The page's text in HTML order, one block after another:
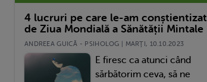
4 lucruri pe care le-am conștientizat
de Ziua Mondială a Sănătății Mintale
ANDREEA GUICĂ - PSIHOLOG | MARŢI, 10.10.2023
E firesc ca atunci când
sărbătorim ceva, să ne